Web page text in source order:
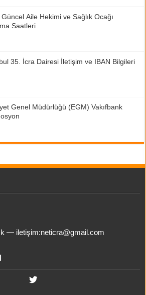
Aile Hekimi ve Sağlık Ocağı
Saatleri
35. İcra Dairesi İletişim ve IBAN Bilgileri
Genel Müdürlüğü (EGM) Vakıfbank
— iletişim:neticra@gmail.com